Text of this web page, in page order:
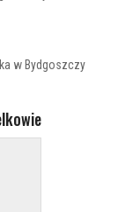
w Bydgoszczy